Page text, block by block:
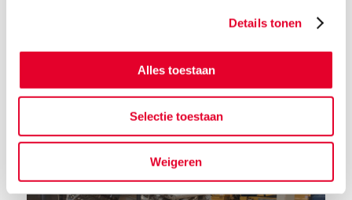
Details tonen
Alles toestaan
Selectie toestaan
Weigeren